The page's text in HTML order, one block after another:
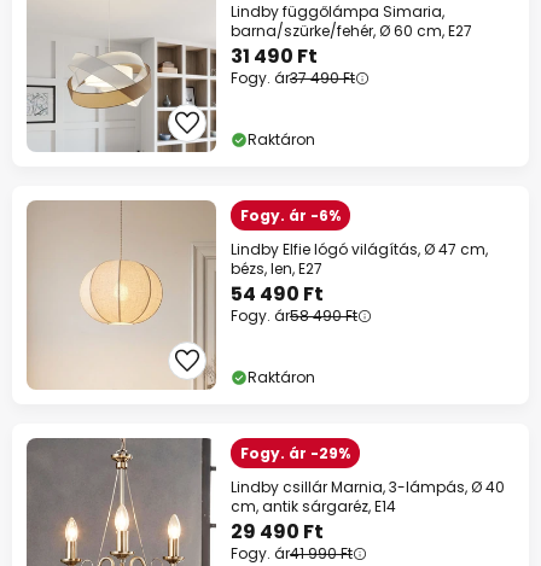
Lindby függőlámpa Simaria,
barna/szürke/fehér, Ø 60 cm, E27
31 490 Ft
Fogy. ár37 490 Ft
Raktáron
Fogy. ár -6%
Lindby Elfie lógó világítás, Ø 47 cm,
bézs, len, E27
54 490 Ft
Fogy. ár58 490 Ft
Raktáron
Fogy. ár -29%
Lindby csillár Marnia, 3-lámpás, Ø 40
cm, antik sárgaréz, E14
29 490 Ft
Fogy. ár41 990 Ft